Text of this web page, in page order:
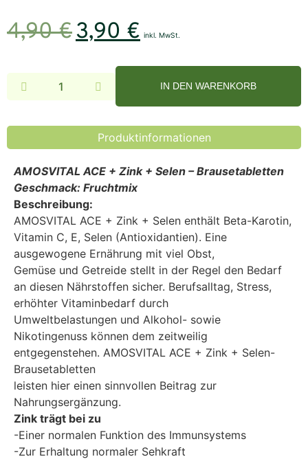
4,90€3,90€ inkl. MwSt.
IN DEN WARENKORB
Alternative:
Produktinformationen
AMOSVITAL ACE + Zink + Selen – Brausetabletten
Geschmack: Fruchtmix
Beschreibung:
AMOSVITAL ACE + Zink + Selen enthält Beta-Karotin,
Vitamin C, E, Selen (Antioxidantien). Eine
ausgewogene Ernährung mit viel Obst,
Gemüse und Getreide stellt in der Regel den Bedarf
an diesen Nährstoffen sicher. Berufsalltag, Stress,
erhöhter Vitaminbedarf durch
Umweltbelastungen und Alkohol- sowie
Nikotingenuss können dem zeitweilig
entgegenstehen. AMOSVITAL ACE + Zink + Selen-
Brausetabletten
leisten hier einen sinnvollen Beitrag zur
Nahrungsergänzung.
Zink trägt bei zu
-Einer normalen Funktion des Immunsystems
-Zur Erhaltung normaler Sehkraft